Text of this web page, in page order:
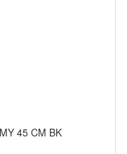
45 CM BK